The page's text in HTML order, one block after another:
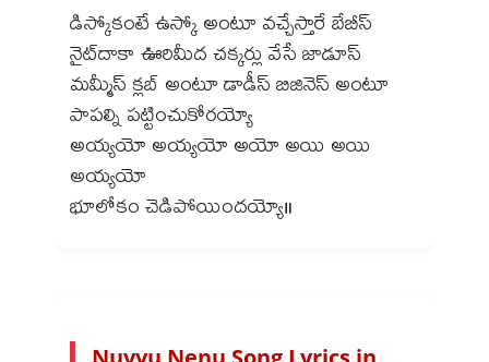
డిస్కోకంటే ఉస్కో అంటూ వచ్చేస్తారే బేబీస్
నైట్‌దాకా ఊరిమీద చక్కర్లు వేసే జాడూస్
మమ్మీస్ క్లబ్ అంటూ డాడీస్ బిజినెస్ అంటూ
పాపల్ని పట్టించుకోరయ్యో
అయ్యయో అయ్యయో అయో అయి అయి
అయ్యయో